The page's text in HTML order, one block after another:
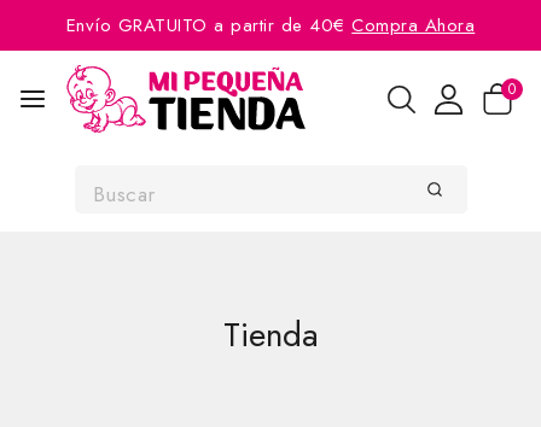
Envío GRATUITO a partir de 40€Compra Ahora
0
Tienda